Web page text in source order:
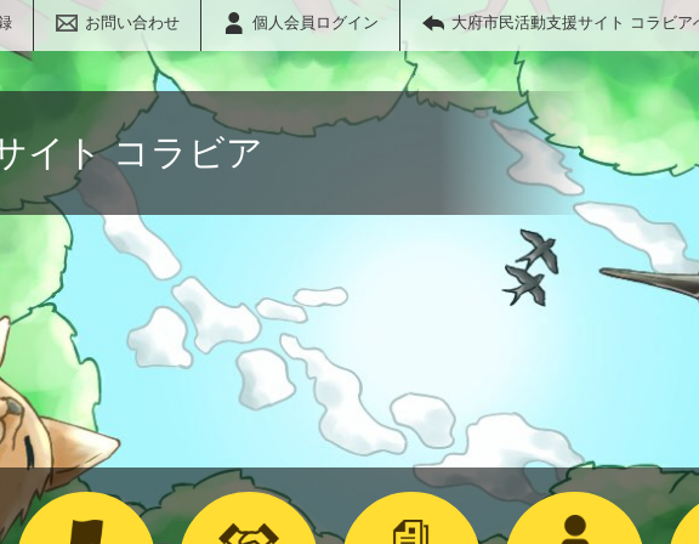
お問い合わせ 個人会員ログイン 大府市民活動支援サイト コラビア
イト コラビア